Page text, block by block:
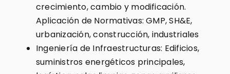
crecimiento, cambio y modificación.
Aplicación de Normativas: GMP, SH&E,
urbanización, construcción, industriales
Ingeniería de Infraestructuras: Edificios,
suministros energéticos principales,